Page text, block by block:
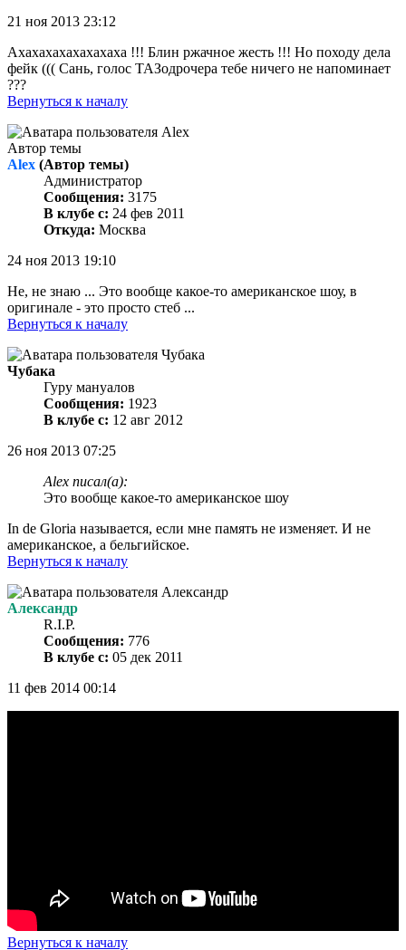
21 ноя 2013 23:12
Ахахахахахахахаха !!! Блин ржачное жесть !!! Но походу дела
фейк ((( Сань, голос ТАЗодрочера тебе ничего не напоминает
???
Вернуться к началу
Автор темы
Alex (Автор темы)
Администратор
Сообщения: 3175
В клубе с: 24 фев 2011
Откуда: Москва
24 ноя 2013 19:10
Не, не знаю ... Это вообще какое-то американское шоу, в
оригинале - это просто стеб ...
Вернуться к началу
Чубака
Гуру мануалов
Сообщения: 1923
В клубе с: 12 авг 2012
26 ноя 2013 07:25
Alex писал(а):
Это вообще какое-то американское шоу
In de Gloria называется, если мне память не изменяет. И не
американское, а бельгийское.
Вернуться к началу
Александр
R.I.P.
Сообщения: 776
В клубе с: 05 дек 2011
11 фев 2014 00:14
Вернуться к началу